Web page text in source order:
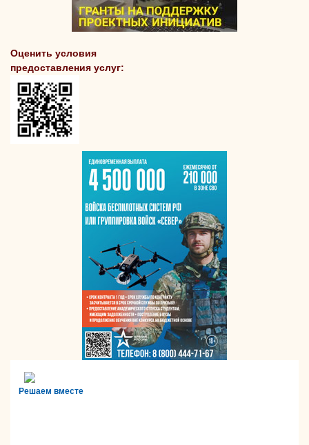
Оценить условия
предоставления услуг:
Решаем вместе